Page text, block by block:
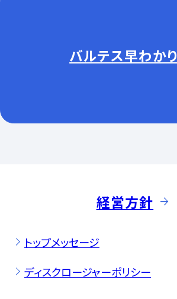
バルテス早わかり
経営方針
トップメッセージ
ディスクロージャーポリシー